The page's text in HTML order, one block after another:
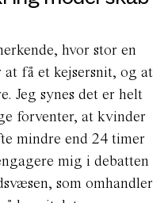
hvor stor en
få et kejsersnit, og at
Jeg synes det er helt
forventer, at kvinder
mindre end 24 timer
mig i debatten
som omhandler